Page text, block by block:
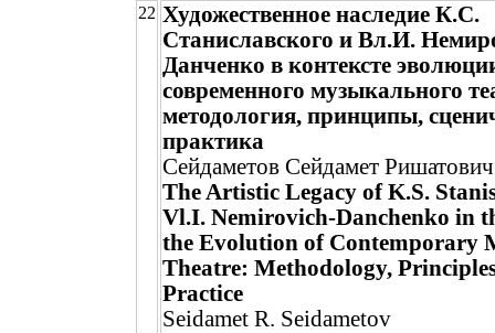
22 Художественное наследие К.С.
Станиславского и Вл.И.
Данченко в контексте
современного музыкального
методология, принципы,
практика
Сейдаметов Сейдамет Ришатович
The Artistic Legacy of K.S.
Vl.I. Nemirovich-Danchenko in
the Evolution of Contemporary
Theatre: Methodology,
Practice
Seidamet R. Seidametov